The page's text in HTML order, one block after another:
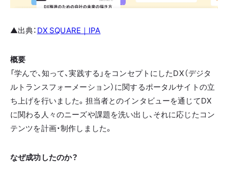
▲出典：DX SQUARE｜IPA
概要
「学んで、知って、実践する」をコンセプトにしたDX（デジタ
ルトランスフォーメーション）に関するポータルサイトの立
ち上げを行いました。担当者とのインタビューを通じてDX
に関わる人々のニーズや課題を洗い出し、それに応じたコン
テンツを計画・制作しました。
なぜ成功したのか？